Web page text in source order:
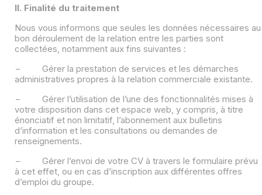
II. Finalité du traitement
Nous vous informons que seules les données nécessaires au
bon déroulement de la relation entre les parties sont
collectées, notamment aux fins suivantes :
− Gérer la prestation de services et les démarches
administratives propres à la relation commerciale existante.
− Gérer l’utilisation de l’une des fonctionnalités mises à
votre disposition dans cet espace web, y compris, à titre
énonciatif et non limitatif, l’abonnement aux bulletins
d’information et les consultations ou demandes de
renseignements.
− Gérer l’envoi de votre CV à travers le formulaire prévu
à cet effet, ou en cas d’inscription aux différentes offres
d’emploi du groupe.